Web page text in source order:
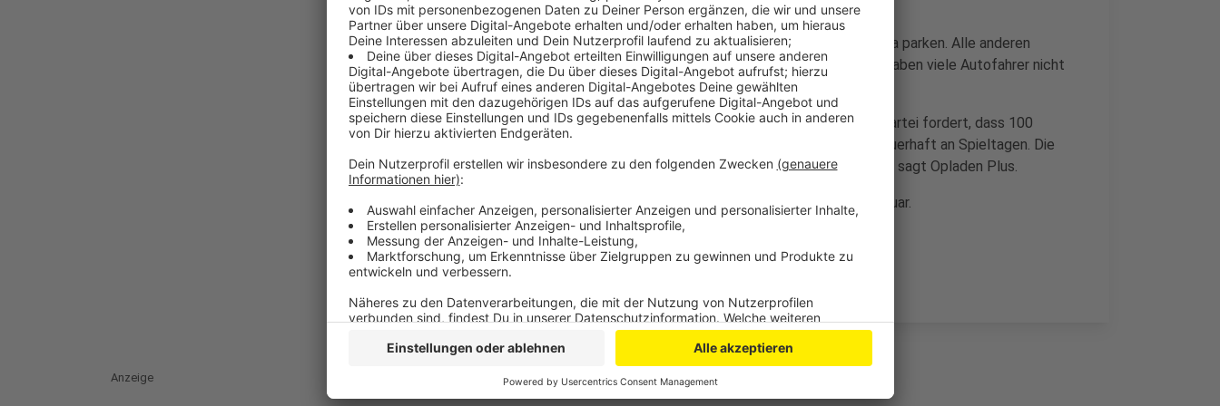
An Spieltagen der Werkself dürfen hier nur Besucher der BayArena parken. Alle anderen
werden abgeschleppt. Vor allem die Spieltage unter der Woche haben viele Autofahrer nicht
auf dem Schirm.
Opladen Plus will, dass die Stadt mit Bayer neu verhandelt. Die Partei fordert, dass 100
Parkplätze für Park and Ride freigegeben werden - immer und dauerhaft an Spieltagen. Die
Plätze seien bei Spielen unter der Woche sowieso nie alle belegt, sagt Opladen Plus.
Das nächste wochentags Heimspiel der Werkself ist am 21. Februar.
Anzeige
Anzeige